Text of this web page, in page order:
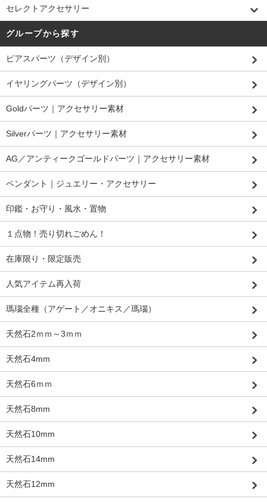
セレクトアクセサリー
グループから探す
ピアスパーツ（デザイン別）
イヤリングパーツ（デザイン別）
Goldパーツ｜アクセサリー素材
Silverパーツ｜アクセサリー素材
AG／アンティークゴールドパーツ｜アクセサリー素材
ペンダント｜ジュエリー・アクセサリー
印鑑・お守り・風水・置物
１点物！売り切れごめん！
在庫限り・限定販売
人気アイテム再入荷
瑪瑙全種（アゲート／オニキス／瑪瑙）
天然石2ｍｍ～3ｍｍ
天然石4mm
天然石6ｍｍ
天然石8mm
天然石10mm
天然石14mm
天然石12mm